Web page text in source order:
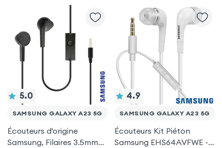
5.0
SAMSUNG GALAXY A23 5G
Écouteurs d'origine
Samsung, Filaires 3.5mm
4.9
SAMSUNG GALAXY A23 5G
Écouteurs Kit Piéton
Samsung EHS64AVFWE -